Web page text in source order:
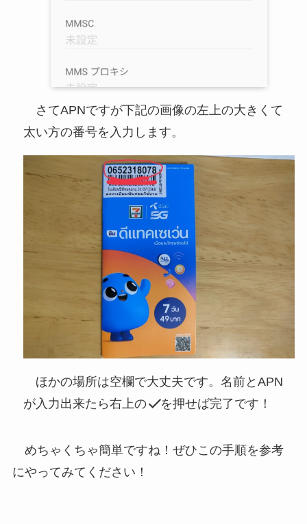
さてAPNですが下記の画像の左上の大きくて
太い方の番号を入力します。
ほかの場所は空欄で大丈夫です。名前とAPN
が入力出来たら右上のを押せば完了です！
めちゃくちゃ簡単ですね！ぜひこの手順を参考
にやってみてください！